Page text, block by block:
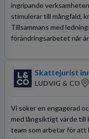
ingripande
stimulerar till mångfald,
Tillsammans med
förändringsarbetet når
Skattejurist
LUDVIG & CO
Vi söker en engagerad
med långsiktigt värde till
team som arbetar för att